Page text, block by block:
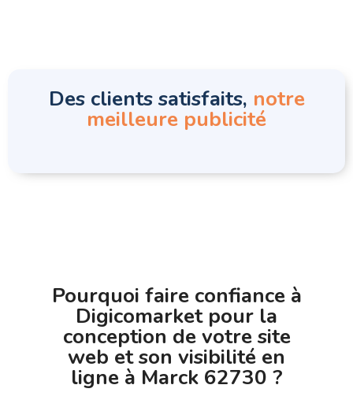
Des clients satisfaits, notre
meilleure publicité
Pourquoi faire confiance à
Digicomarket pour la
conception de votre site
web et son visibilité en
ligne à Marck 62730 ?